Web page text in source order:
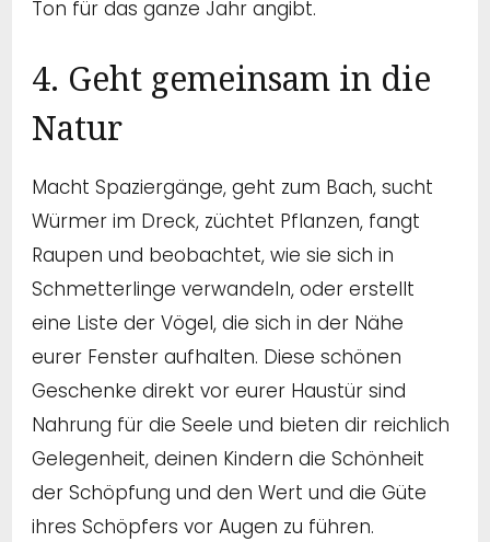
Ton für das ganze Jahr angibt.
4. Geht gemeinsam in die
Natur
Macht Spaziergänge, geht zum Bach, sucht
Würmer im Dreck, züchtet Pflanzen, fangt
Raupen und beobachtet, wie sie sich in
Schmetterlinge verwandeln, oder erstellt
eine Liste der Vögel, die sich in der Nähe
eurer Fenster aufhalten. Diese schönen
Geschenke direkt vor eurer Haustür sind
Nahrung für die Seele und bieten dir reichlich
Gelegenheit, deinen Kindern die Schönheit
der Schöpfung und den Wert und die Güte
ihres Schöpfers vor Augen zu führen.